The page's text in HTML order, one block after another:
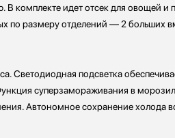
комплекте идет отсек для овощей и
по размеру отделений — 2 больших
Светодиодная подсветка
суперзамораживания в
Автономное сохранение холода